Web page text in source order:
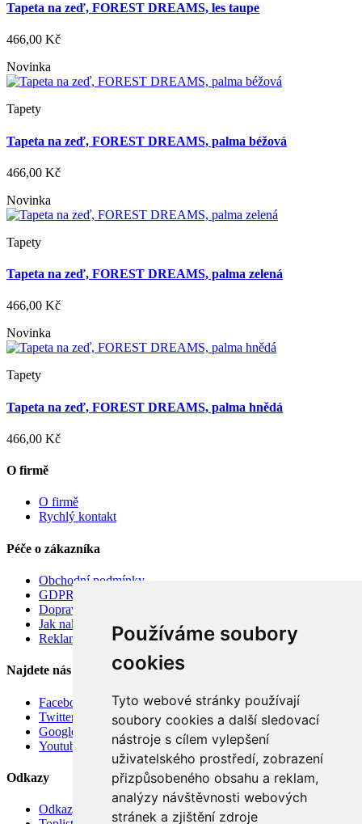
Používáme soubory
cookies
Tyto webové stránky používají
soubory cookies a další sledovací
nástroje s cílem vylepšení
uživatelského prostředí, zobrazení
přizpůsobeného obsahu a reklam,
analýzy návštěvnosti webových
stránek a zjištění zdroje
Tapeta na zeď, FOREST DREAMS, les taupe
466,00 Kč
Novinka
Tapety
Tapeta na zeď, FOREST DREAMS, palma béžová
466,00 Kč
Novinka
Tapety
Tapeta na zeď, FOREST DREAMS, palma zelená
466,00 Kč
Novinka
Tapety
Tapeta na zeď, FOREST DREAMS, palma hnědá
466,00 Kč
O firmě
O firmě
Rychlý kontakt
Péče o zákazníka
Obchodní podmínky
GDPR
Doprava
Jak nakupovat
Reklamace
Najdete nás
Facebook
Twitter
Google
Youtube
Odkazy
Odkazy